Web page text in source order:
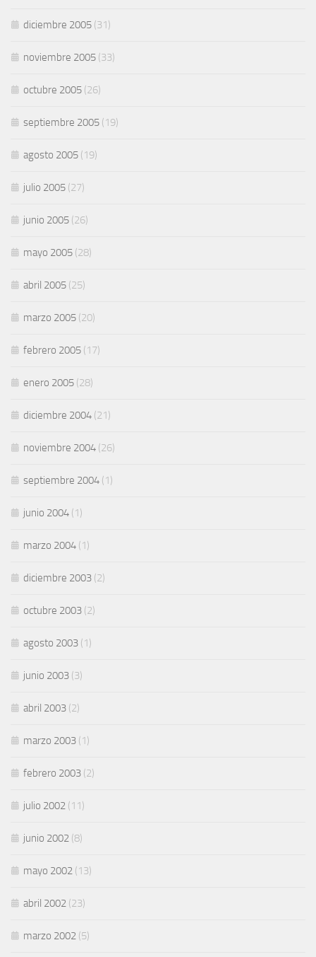
diciembre 2005 (31)
noviembre 2005 (33)
octubre 2005 (26)
septiembre 2005 (19)
agosto 2005 (19)
julio 2005 (27)
junio 2005 (26)
mayo 2005 (28)
abril 2005 (25)
marzo 2005 (20)
febrero 2005 (17)
enero 2005 (28)
diciembre 2004 (21)
noviembre 2004 (26)
septiembre 2004 (1)
junio 2004 (1)
marzo 2004 (1)
diciembre 2003 (2)
octubre 2003 (2)
agosto 2003 (1)
junio 2003 (3)
abril 2003 (2)
marzo 2003 (1)
febrero 2003 (2)
julio 2002 (11)
junio 2002 (8)
mayo 2002 (13)
abril 2002 (23)
marzo 2002 (5)